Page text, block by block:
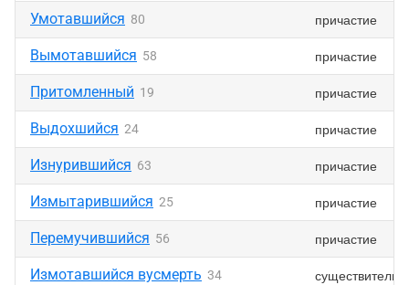
Умотавшийся 80 причастие
Вымотавшийся 58 причастие
Притомленный 19 причастие
Выдохшийся 24 причастие
Изнурившийся 63 причастие
Измытарившийся 25 причастие
Перемучившийся 56 причастие
Измотавшийся вусмерть 34